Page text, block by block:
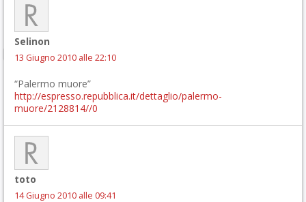
Selinon
13 Giugno 2010 alle 22:10
“Palermo muore”
http://espresso.repubblica.it/dettaglio/palermo-
muore/2128814//0
toto
14 Giugno 2010 alle 09:41